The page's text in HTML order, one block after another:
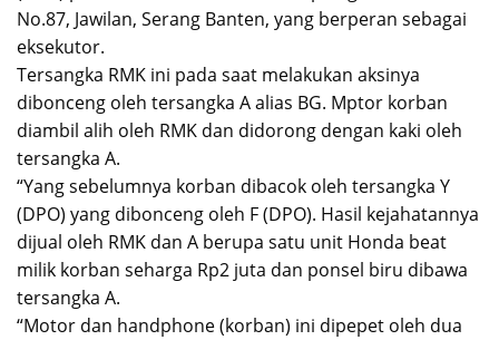
No.87, Jawilan, Serang Banten, yang berperan sebagai
eksekutor.
Tersangka RMK ini pada saat melakukan aksinya
dibonceng oleh tersangka A alias BG. Mptor korban
diambil alih oleh RMK dan didorong dengan kaki oleh
tersangka A.
“Yang sebelumnya korban dibacok oleh tersangka Y
(DPO) yang dibonceng oleh F (DPO). Hasil kejahatannya
dijual oleh RMK dan A berupa satu unit Honda beat
milik korban seharga Rp2 juta dan ponsel biru dibawa
tersangka A.
“Motor dan handphone (korban) ini dipepet oleh dua